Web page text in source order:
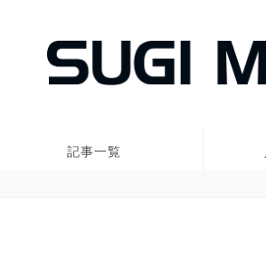
記事一覧